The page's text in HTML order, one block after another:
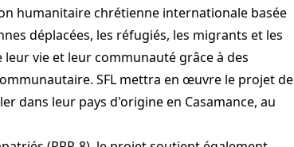
humanitaire chrétienne internationale basée
déplacées, les réfugiés, les migrants et les
vie et leur communauté grâce à des
SFL mettra en œuvre le projet de
dans leur pays d'origine en Casamance, au